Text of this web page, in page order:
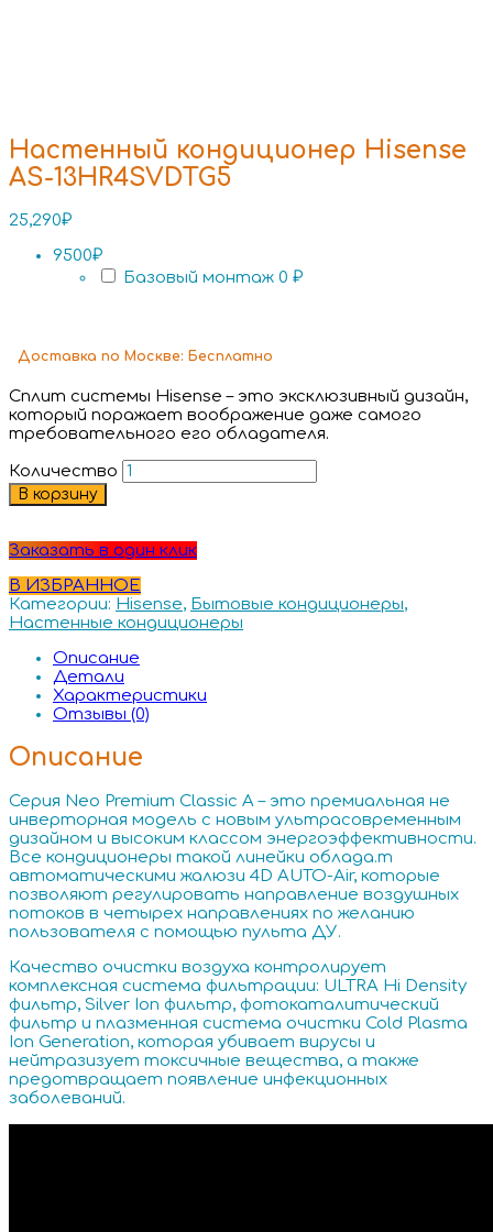
Настенный кондиционер Hisense
AS-13HR4SVDTG5
25,290₽
9500₽
Базовый монтаж 0 ₽
Доставка по Москве: Бесплатно
Сплит системы Hisense – это эксклюзивный дизайн,
который поражает воображение даже самого
требовательного его обладателя.
Количество
В корзину
Заказать в один клик
В ИЗБРАННОЕ
Категории: Hisense, Бытовые кондиционеры,
Настенные кондиционеры
Описание
Детали
Характеристики
Отзывы (0)
Описание
Серия Neo Premium Classic A – это премиальная не
инверторная модель с новым ультрасовременным
дизайном и высоким классом энергоэффективности.
Все кондиционеры такой линейки облада.т
автоматическими жалюзи 4D AUTO-Air, которые
позволяют регулировать направление воздушных
потоков в четырех направлениях по желанию
пользователя с помощью пульта ДУ.
Качество очистки воздуха контролирует
комплексная система фильтрации: ULTRA Hi Density
фильтр, Silver Ion фильтр, фотокаталитический
фильтр и плазменная система очистки Cold Plasma
Ion Generation, которая убивает вирусы и
нейтразизует токсичные вещества, а также
предотвращает появление инфекционных
заболеваний.